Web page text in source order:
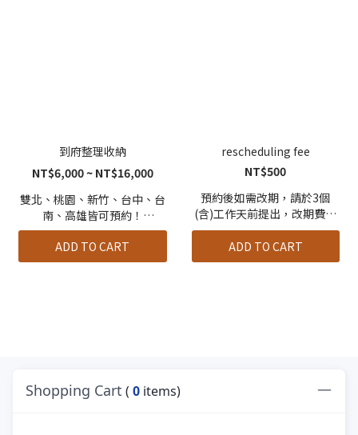
到府整理收納
NT$6,000 ~ NT$16,000
雙北、桃園、新竹、台中、台
南、高雄皆可預約！
以上縣市部份地區 或 非以上
縣市需另收交通費 $500/人
ADD TO CART
rescheduling fee
NT$500
預約後如需改期，請於3個
(含)工作天前提出，改期費完
成付款後，顧問會盡快為您安
排下個服務日期。
ADD TO CART
Shopping Cart ( 0 items)